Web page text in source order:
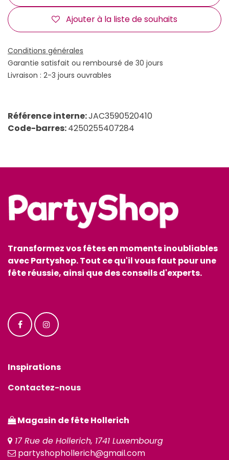
Ajouter à la liste de souhaits
Conditions générales
Garantie satisfait ou remboursé de 30 jours
Livraison : 2-3 jours ouvrables
Référence interne:JAC3590520410
Code-barres:4250255407284
Transformez vos fêtes en moments inoubliables
avec Partyshop. Tout ce qu'il vous faut pour une
fête réussie, ainsi que des conseils d'experts.
Inspirations
Contactez-nous
Magasin de fête Hollerich
17 Rue de Hollerich, 1741 Luxembourg
partyshophollerich@gmail.com